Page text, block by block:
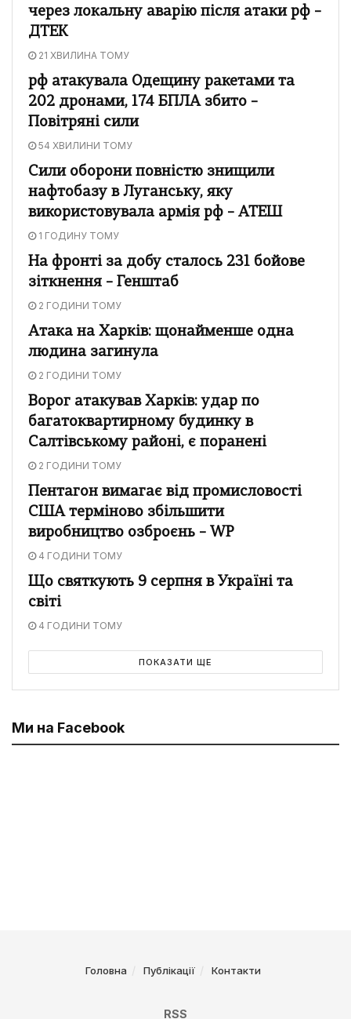
через локальну аварію після атаки рф –
ДТЕК
21 ХВИЛИНА ТОМУ
рф атакувала Одещину ракетами та
202 дронами, 174 БПЛА збито –
Повітряні сили
54 ХВИЛИНИ ТОМУ
Сили оборони повністю знищили
нафтобазу в Луганську, яку
використовувала армія рф – АТЕШ
1 ГОДИНУ ТОМУ
На фронті за добу сталось 231 бойове
зіткнення – Генштаб
2 ГОДИНИ ТОМУ
Атака на Харків: щонайменше одна
людина загинула
2 ГОДИНИ ТОМУ
Ворог атакував Харків: удар по
багатоквартирному будинку в
Салтівському районі, є поранені
2 ГОДИНИ ТОМУ
Пентагон вимагає від промисловості
США терміново збільшити
виробництво озброєнь – WP
4 ГОДИНИ ТОМУ
Що святкують 9 серпня в Україні та
світі
4 ГОДИНИ ТОМУ
ПОКАЗАТИ ЩЕ
Ми на Facebook
Головна Публікації Контакти
RSS